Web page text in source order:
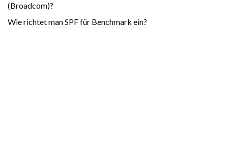
(Broadcom)?
Wie richtet man SPF für Benchmark ein?